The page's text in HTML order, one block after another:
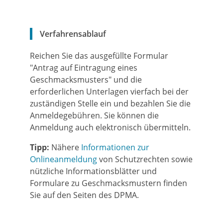
Verfahrensablauf
Reichen Sie das ausgefüllte Formular
"Antrag auf Eintragung eines
Geschmacksmusters" und die
erforderlichen Unterlagen vierfach bei der
zuständigen Stelle ein und bezahlen Sie die
Anmeldegebühren. Sie können die
Anmeldung auch elektronisch übermitteln.
Tipp: Nähere Informationen zur
Onlineanmeldungvon Schutzrechten sowie
nützliche Informationsblätter und
Formulare zu Geschmacksmustern finden
Sie auf den Seiten des DPMA.